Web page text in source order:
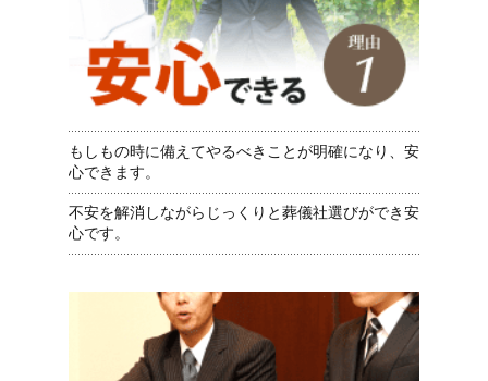
もしもの時に備えてやるべきことが明確になり、安
心できます。
不安を解消しながらじっくりと葬儀社選びができ安
心です。